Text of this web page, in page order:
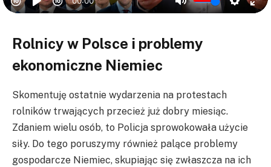
Rolnicy w Polsce i problemy
ekonomiczne Niemiec
Skomentuję ostatnie wydarzenia na protestach
rolników trwających przecież już dobry miesiąc.
Zdaniem wielu osób, to Policja sprowokowała użycie
siły. Do tego poruszymy również palące problemy
gospodarcze Niemiec, skupiając się zwłaszcza na ich